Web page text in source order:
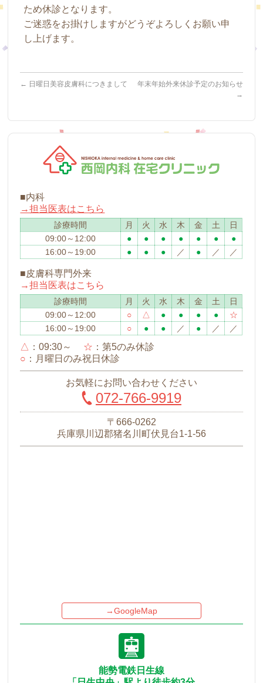
ため休診となります。
ご迷惑をお掛けしますがどうぞよろしくお願い申
し上げます。
← 日曜日美容皮膚科につきまして
年末年始外来休診予定のお知らせ
→
■内科
→担当医表はこちら
診療時間 月 火 水 木 金 土
日
09:00～12:00
● ● ● ● ● ●
●
16:00～19:00
● ● ● ／ ● ／ ／
■皮膚科専門外来
→担当医表はこちら
診療時間 月 火 水 木 金 土
日
09:00～12:00
○ △ ● ● ● ●
☆
16:00～19:00
○ ● ● ／ ● ／ ／
△ ：09:30～ ☆ ：第5のみ休診
○ ：月曜日のみ祝日休診
お気軽にお問い合わせください
072-766-9919
〒666-0262
兵庫県川辺郡猪名川町伏見台1-1-56
→GoogleMap
能勢電鉄日生線